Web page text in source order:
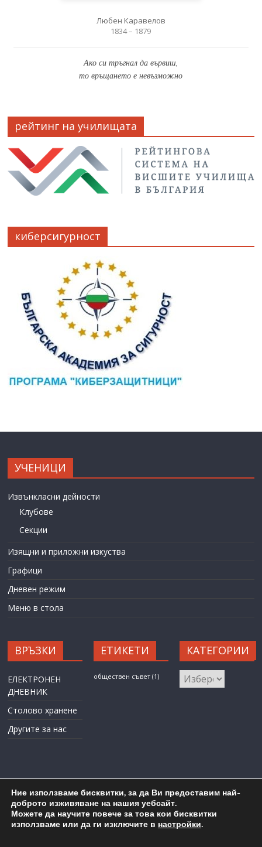
Любен Каравелов
1834 – 1879
Ако си тръгнал да вървиш,
то връщането е невъзможно
рейтинг на училищата
киберсигурност
УЧЕНИЦИ
Извънкласни дейности
Клубове
Секции
Изящни и приложни изкуства
Графици
Дневен режим
Меню в стола
ВРЪЗКИ
ЕЛЕКТРОНЕН
ДНЕВНИК
Столово хранене
Другите за нас
ЕТИКЕТИ
обществен съвет (1)
КАТЕГОРИИ
КАТЕГОРИИ
Карта на сайта Административен достъп
Copyright © 2026 ОУ "Любен Каравелов" гр. Бургас
Ние използваме бисквитки, за да Ви предоставим най-
доброто изживяване на нашия уебсайт.
Можете да научите повече за това кои бисквитки
използваме или да ги изключите в настройки.